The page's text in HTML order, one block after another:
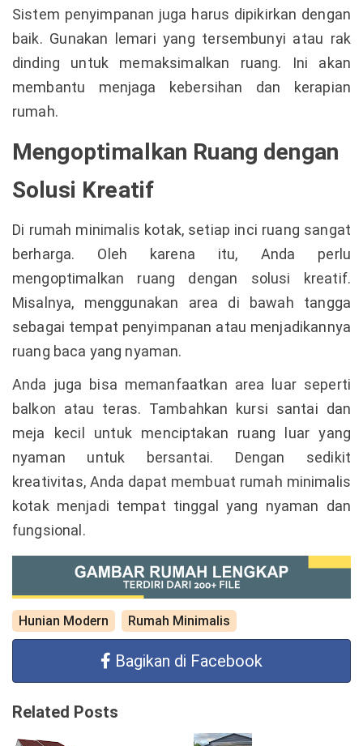
Sistem penyimpanan juga harus dipikirkan dengan
baik. Gunakan lemari yang tersembunyi atau rak
dinding untuk memaksimalkan ruang. Ini akan
membantu menjaga kebersihan dan kerapian
rumah.
Mengoptimalkan Ruang dengan
Solusi Kreatif
Di rumah minimalis kotak, setiap inci ruang sangat
berharga. Oleh karena itu, Anda perlu
mengoptimalkan ruang dengan solusi kreatif.
Misalnya, menggunakan area di bawah tangga
sebagai tempat penyimpanan atau menjadikannya
ruang baca yang nyaman.
Anda juga bisa memanfaatkan area luar seperti
balkon atau teras. Tambahkan kursi santai dan
meja kecil untuk menciptakan ruang luar yang
nyaman untuk bersantai. Dengan sedikit
kreativitas, Anda dapat membuat rumah minimalis
kotak menjadi tempat tinggal yang nyaman dan
fungsional.
Hunian Modern Rumah Minimalis
Bagikan di Facebook
Related Posts